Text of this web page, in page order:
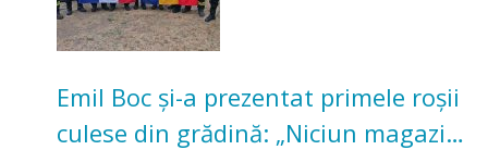
Emil Boc și-a prezentat primele roșii
culese din grădină: „Niciun magazin